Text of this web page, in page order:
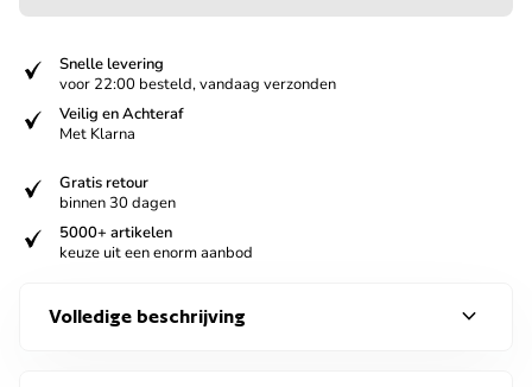
verified
Snelle levering
voor 22:00 besteld, vandaag verzonden
verified
Veilig en Achteraf
Met Klarna
verified
Gratis retour
binnen 30 dagen
verified
5000+ artikelen
keuze uit een enorm aanbod
Volledige beschrijving expand_more